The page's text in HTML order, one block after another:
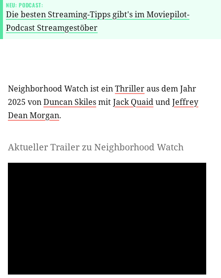
NEU: PODCAST:
Die besten Streaming-Tipps gibt's im Moviepilot-
Podcast Streamgestöber
Neighborhood Watch ist einThrilleraus dem Jahr
2025 vonDuncan SkilesmitJack QuaidundJeffrey
Dean Morgan.
Aktueller Trailer zu Neighborhood Watch